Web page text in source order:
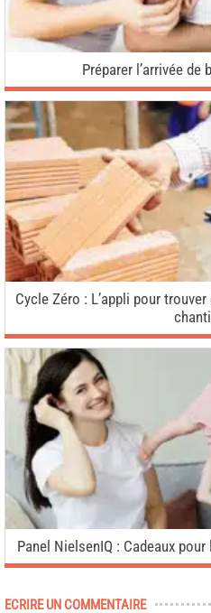
Préparer l’arrivée de
Cycle Zéro : L’appli pour
Panel NielsenIQ : Cadeaux
ECRIRE UN COMMENTAIRE